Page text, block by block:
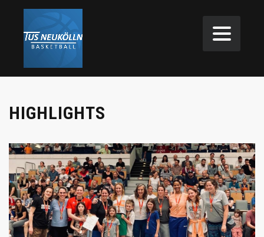
HIGHLIGHTS